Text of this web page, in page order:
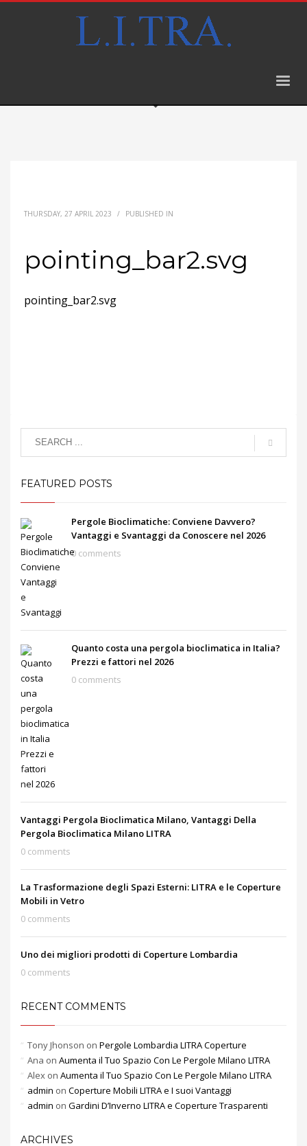
THURSDAY, 27 APRIL 2023 / PUBLISHED IN
pointing_bar2.svg
pointing_bar2.svg
FEATURED POSTS
Pergole Bioclimatiche: Conviene Davvero?
Vantaggi e Svantaggi da Conoscere nel 2026
0 comments
Quanto costa una pergola bioclimatica in Italia?
Prezzi e fattori nel 2026
0 comments
Vantaggi Pergola Bioclimatica Milano, Vantaggi Della
Pergola Bioclimatica Milano LITRA
0 comments
La Trasformazione degli Spazi Esterni: LITRA e le Coperture
Mobili in Vetro
0 comments
Uno dei migliori prodotti di Coperture Lombardia
0 comments
RECENT COMMENTS
Tony Jhonson on Pergole Lombardia LITRA Coperture
Ana on Aumenta il Tuo Spazio Con Le Pergole Milano LITRA
Alex on Aumenta il Tuo Spazio Con Le Pergole Milano LITRA
admin on Coperture Mobili LITRA e I suoi Vantaggi
admin on Gardini D’Inverno LITRA e Coperture Trasparenti
ARCHIVES